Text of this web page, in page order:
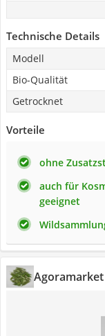
Technische Details
Modell
Bio-Qualität
Getrocknet
Vorteile
ohne
auch für
geeignet